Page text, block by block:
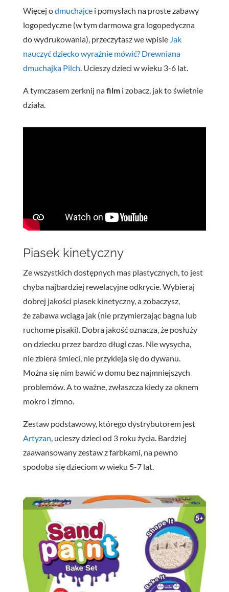
Więcej odmuchajcei pomysłach na proste zabawy
logopedyczne (w tym darmowa gra logopedyczna
do wydrukowania), przeczytasz we wpisie Jak
nauczyć dziecko wyraźnie mówić? Drewniana
dmuchajka Pilch. Ucieszy dzieci w wieku 3-6 lat.
A tymczasem zerknij nafilmi zobacz, jak to świetnie
działa.
Piasek kinetyczny
Ze wszystkich dostępnych mas plastycznych, to jest
chyba najbardziej rewelacyjne odkrycie. Wybieraj
dobrej jakości piasek kinetyczny, a zobaczysz,
że zabawa wciąga jak (nie przymierzając bagna lub
ruchome pisaki). Dobra jakość oznacza, że posłuży
on dziecku przez bardzo długi czas. Nie wysycha,
nie zbiera śmieci, nie przykleja się do dywanu.
Można się nim bawić w domu bez najmniejszych
problemów. A to ważne, zwłaszcza kiedy za oknem
mokro i zimno.
Zestaw podstawowy, którego dystrybutorem jest
Artyzan , ucieszy dzieci od 3 roku życia. Bardziej
zaawansowany zestaw z farbkami, na pewno
spodoba się dzieciom w wieku 5-7 lat.